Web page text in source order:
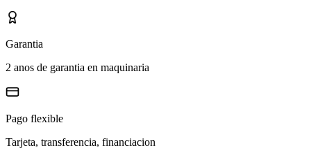
Garantia
2 anos de garantia en maquinaria
Pago flexible
Tarjeta, transferencia, financiacion